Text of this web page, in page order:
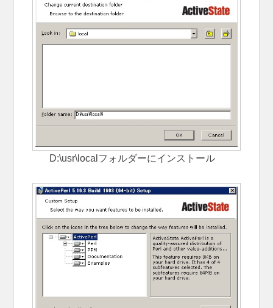
D:\usr\localフォルダーにインストール